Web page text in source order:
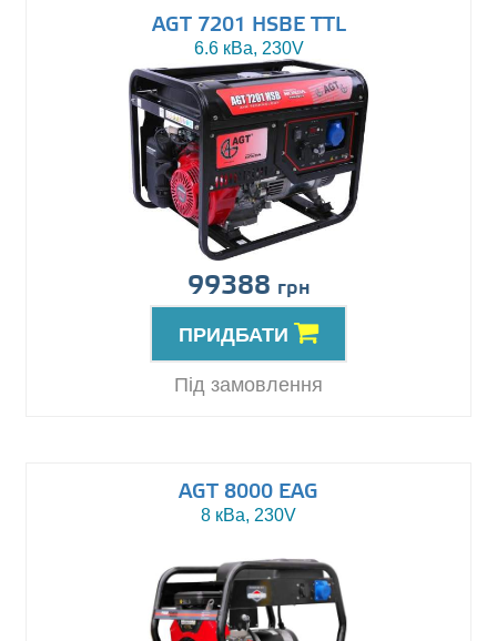
AGT 7201 HSBE TTL
6.6 кВа, 230V
99388 грн
ПРИДБАТИ
Під замовлення
AGT 8000 EAG
8 кВа, 230V